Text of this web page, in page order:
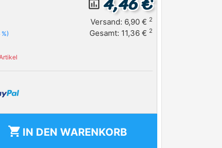
insert_chart_outlined
Versand: 6,90 € 2
Gesamt: 11,36 € 2
shopping_cart IN DEN WARENKORB